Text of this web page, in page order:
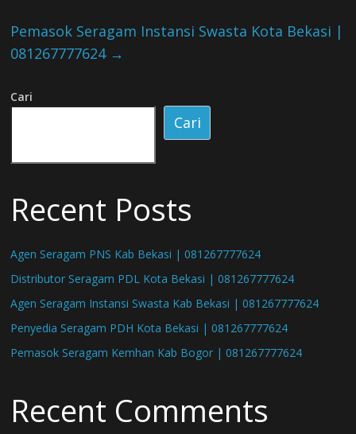
Pemasok Seragam Instansi Swasta Kota Bekasi |
081267777624 →
Cari
Cari
Recent Posts
Agen Seragam PNS Kab Bekasi | 081267777624
Distributor Seragam PDL Kota Bekasi | 081267777624
Agen Seragam Instansi Swasta Kab Bekasi | 081267777624
Penyedia Seragam PDH Kota Bekasi | 081267777624
Pemasok Seragam Kemhan Kab Bogor | 081267777624
Recent Comments